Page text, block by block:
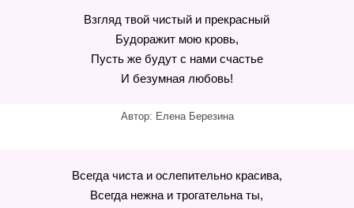
Взгляд твой чистый и прекрасный
Будоражит мою кровь,
Пусть же будут с нами счастье
И безумная любовь!
Автор: Елена Березина
Всегда чиста и ослепительно красива,
Всегда нежна и трогательна ты,